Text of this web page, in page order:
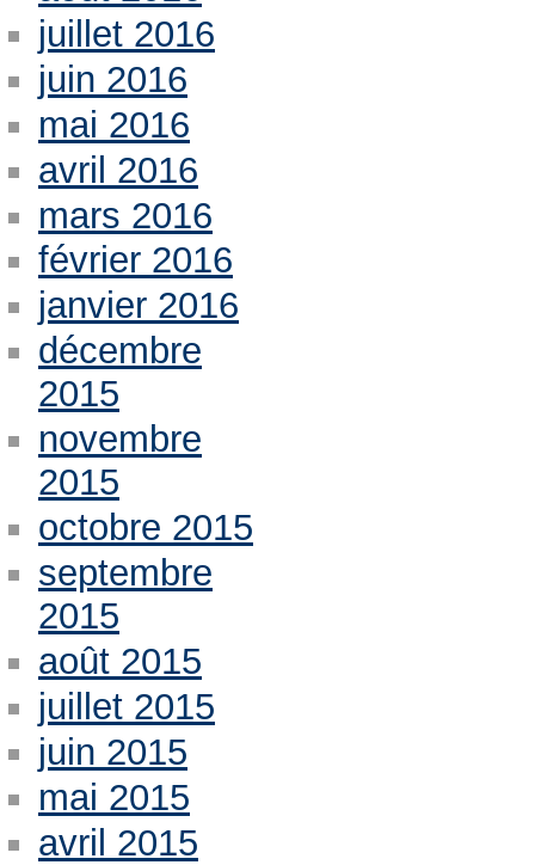
juillet 2016
juin 2016
mai 2016
avril 2016
mars 2016
février 2016
janvier 2016
décembre
2015
novembre
2015
octobre 2015
septembre
2015
août 2015
juillet 2015
juin 2015
mai 2015
avril 2015